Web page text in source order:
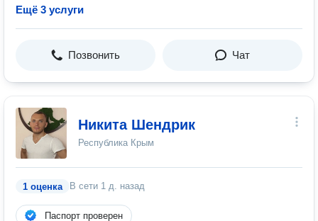
Ещё 3 услуги
Позвонить Чат
Никита Шендрик
Республика Крым
1 оценка В сети 1 д. назад
Паспорт проверен